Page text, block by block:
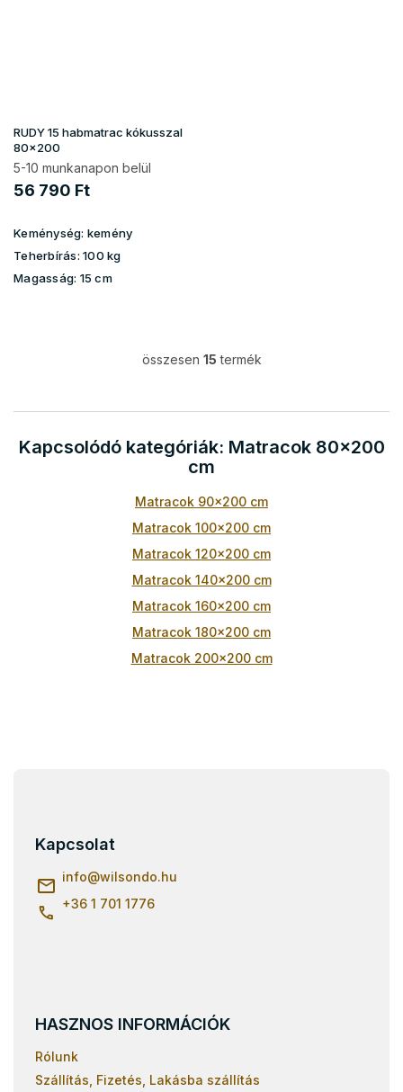
RUDY 15 habmatrac kókusszal
80x200
5-10 munkanapon belül
56 790 Ft
Keménység: kemény
Teherbírás: 100 kg
Magasság: 15 cm
L
t
a
i
r
n
y
í
t
á
s
e
l
e
m
összesen 15 termék
Kapcsolódó kategóriák: Matracok 80x200
cm
Matracok 90x200 cm
Matracok 100x200 cm
Matracok 120x200 cm
Matracok 140x200 cm
Matracok 160x200 cm
Matracok 180x200 cm
Matracok 200x200 cm
Kapcsolat
info@wilsondo.hu
+36 1 701 1776
HASZNOS INFORMÁCIÓK
Rólunk
Szállítás, Fizetés, Lakásba szállítás